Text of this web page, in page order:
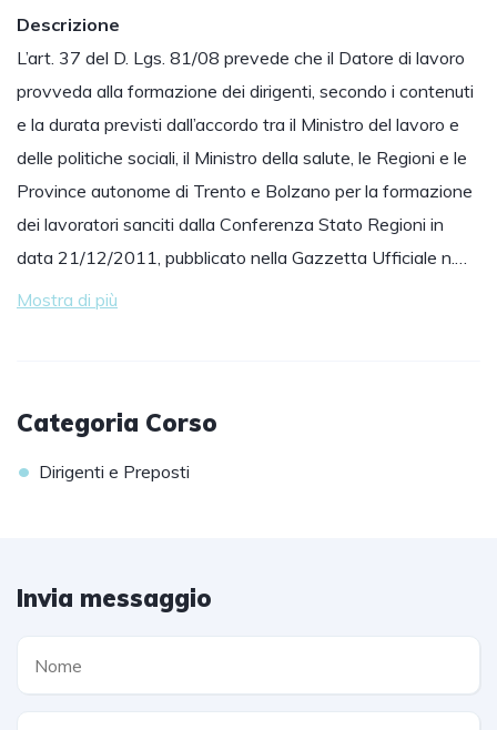
Descrizione
L’art. 37 del D. Lgs. 81/08 prevede che il Datore di lavoro
provveda alla formazione dei dirigenti, secondo i contenuti
e la durata previsti dall’accordo tra il Ministro del lavoro e
delle politiche sociali, il Ministro della salute, le Regioni e le
Province autonome di Trento e Bolzano per la formazione
dei lavoratori sanciti dalla Conferenza Stato Regioni in
data 21/12/2011, pubblicato nella Gazzetta Ufficiale n.…
Mostra di più
Categoria Corso
• Dirigenti e Preposti
Invia messaggio